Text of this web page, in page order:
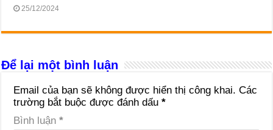
25/12/2024
Để lại một bình luận
Email của bạn sẽ không được hiển thị công khai. Các
trường bắt buộc được đánh dấu*
Bình luận*